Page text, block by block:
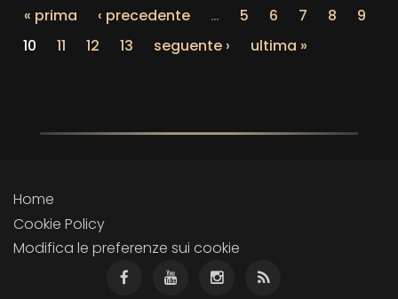
« prima ‹ precedente … 5 6 7 8
9
10
11 12 13 seguente › ultima »
Home
Cookie Policy
Modifica le preferenze sui cookie